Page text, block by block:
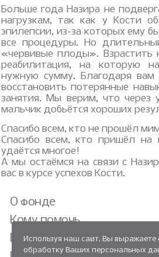
Больше года Назира не
нагрузкам, так как у Кости
эпилепсии, из-за которых ему
все процедуры. Но
«червивые плоды».
реабилитация, на которую
нужную сумму. Благодаря вам
восстановить потерянные
занятия. Мы верим, что через
мальчик добьётся хороших
Спасибо всем, кто не прошёл
Спасибо всем, кто пришёл на
удаётся многое!
А мы остаёмся на связи с
вас в курсе успехов Кости.
О фонде
Кому помочь
Мы помогли
Используя наш сайт, Вы выражаете
обработку Ваших персональных